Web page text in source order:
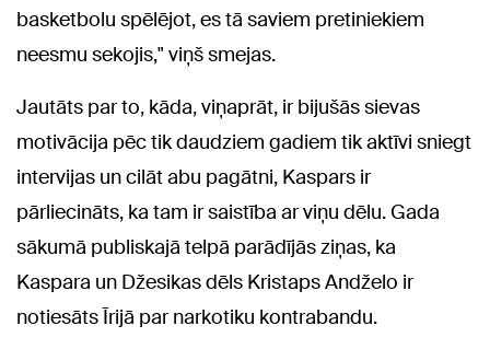
basketbolu spēlējot, es tā saviem pretiniekiem
neesmu sekojis," viņš smejas.
Jautāts par to, kāda, viņaprāt, ir bijušās sievas
motivācija pēc tik daudziem gadiem tik aktīvi sniegt
intervijas un cilāt abu pagātni, Kaspars ir
pārliecināts, ka tam ir saistība ar viņu dēlu. Gada
sākumā publiskajā telpā parādījās ziņas, ka
Kaspara un Džesikas dēls Kristaps Andželo ir
notiesāts Īrijā par narkotiku kontrabandu.